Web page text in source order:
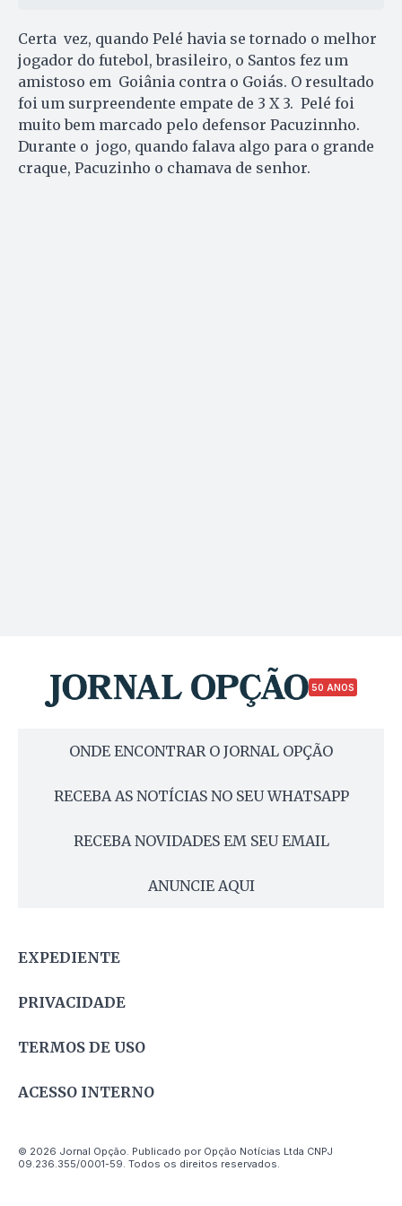
Certa vez, quando Pelé havia se tornado o melhor
jogador do futebol, brasileiro, o Santos fez um
amistoso em Goiânia contra o Goiás. O resultado
foi um surpreendente empate de 3 X 3. Pelé foi
muito bem marcado pelo defensor Pacuzinnho.
Durante o jogo, quando falava algo para o grande
craque, Pacuzinho o chamava de senhor.
50 ANOS
ONDE ENCONTRAR O JORNAL OPÇÃO
RECEBA AS NOTÍCIAS NO SEU WHATSAPP
RECEBA NOVIDADES EM SEU EMAIL
ANUNCIE AQUI
EXPEDIENTE
PRIVACIDADE
TERMOS DE USO
ACESSO INTERNO
© 2026 Jornal Opção. Publicado por Opção Notícias Ltda CNPJ
09.236.355/0001-59. Todos os direitos reservados.